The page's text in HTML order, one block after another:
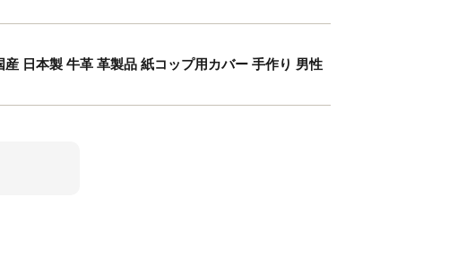
日本製 牛革 革製品 紙コップ用カバー 手作り 男性